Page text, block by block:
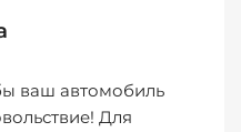
ваш автомобиль
Для